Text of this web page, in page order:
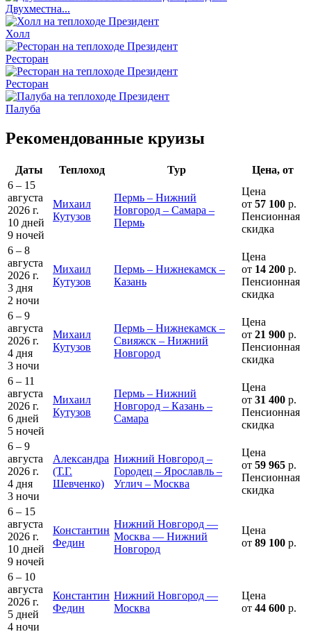
Двухместна...
Холл
Ресторан
Ресторан
Палуба
Рекомендованные круизы
Даты Теплоход Тур
Цена, от
6 – 15
августа
2026 г.
10 дней
9 ночей
Михаил
Кутузов
Пермь – Нижний
Новгород – Самара –
Пермь
Цена
от 57 100 р.
Пенсионная
скидка
6 – 8
августа
2026 г.
3 дня
2 ночи
Михаил
Кутузов
Пермь – Нижнекамск –
Казань
Цена
от 14 200 р.
Пенсионная
скидка
6 – 9
августа
2026 г.
4 дня
3 ночи
Михаил
Кутузов
Пермь – Нижнекамск –
Свияжск – Нижний
Новгород
Цена
от 21 900 р.
Пенсионная
скидка
6 – 11
августа
2026 г.
6 дней
5 ночей
Михаил
Кутузов
Пермь – Нижний
Новгород – Казань –
Самара
Цена
от 31 400 р.
Пенсионная
скидка
6 – 9
августа
2026 г.
4 дня
3 ночи
Александра
(Т.Г.
Шевченко)
Нижний Новгород –
Городец – Ярославль –
Углич – Москва
Цена
от 59 965 р.
Пенсионная
скидка
6 – 15
августа
2026 г.
10 дней
9 ночей
Константин
Федин
Нижний Новгород —
Москва — Нижний
Новгород
Цена
от 89 100 р.
6 – 10
августа
2026 г.
5 дней
4 ночи
Константин
Федин
Нижний Новгород —
Москва
Цена
от 44 600 р.